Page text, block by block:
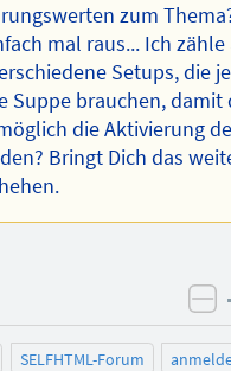
zum
mal raus... Ich
Setups, die
Suppe brauchen, damit
die Aktivierung
Bringt Dich das
SELFHTML-Forum